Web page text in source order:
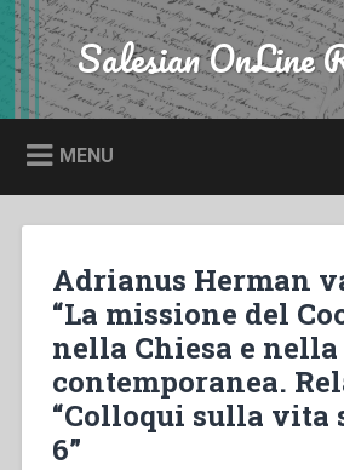
Skip
to
content
Search Salesian OnLine
MENU
Adrianus Herman
“La missione del
nella Chiesa e nella
contemporanea.
“Colloqui sulla vita
6”